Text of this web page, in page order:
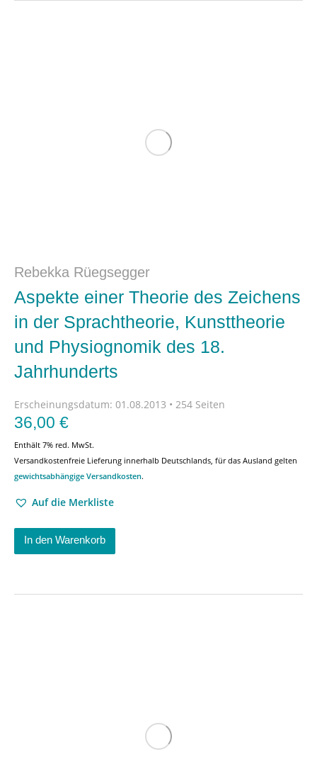
Rebekka Rüegsegger
Aspekte einer Theorie des Zeichens
in der Sprachtheorie, Kunsttheorie
und Physiognomik des 18.
Jahrhunderts
Erscheinungsdatum: 01.08.2013 • 254 Seiten
36,00 €
Enthält 7% red. MwSt.
Versandkostenfreie Lieferung innerhalb Deutschlands, für das Ausland gelten
gewichtsabhängige Versandkosten.
Auf die Merkliste
In den Warenkorb